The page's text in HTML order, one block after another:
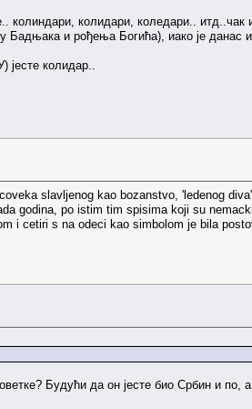
колиндари, колидари, коледари..
и рођења Богића), иако је данас
колидар..
slavljenog kao bozanstvo, 'ledenog
godina, po istim tim spisima koji su
i cetiri s na odeci kao simbolom je bila
Будући да он јесте био Србин и по,